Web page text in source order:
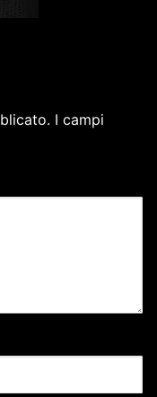
I campi